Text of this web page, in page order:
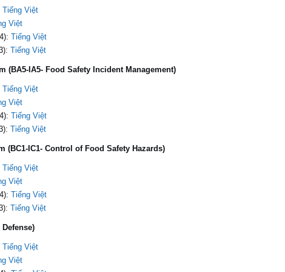
Tiếng Việt
Việt
Tiếng Việt
Tiếng Việt
(BA5-IA5- Food Safety Incident Management)
Tiếng Việt
Việt
Tiếng Việt
Tiếng Việt
(BC1-IC1- Control of Food Safety Hazards)
Tiếng Việt
Việt
Tiếng Việt
Tiếng Việt
Tiếng Việt
Việt